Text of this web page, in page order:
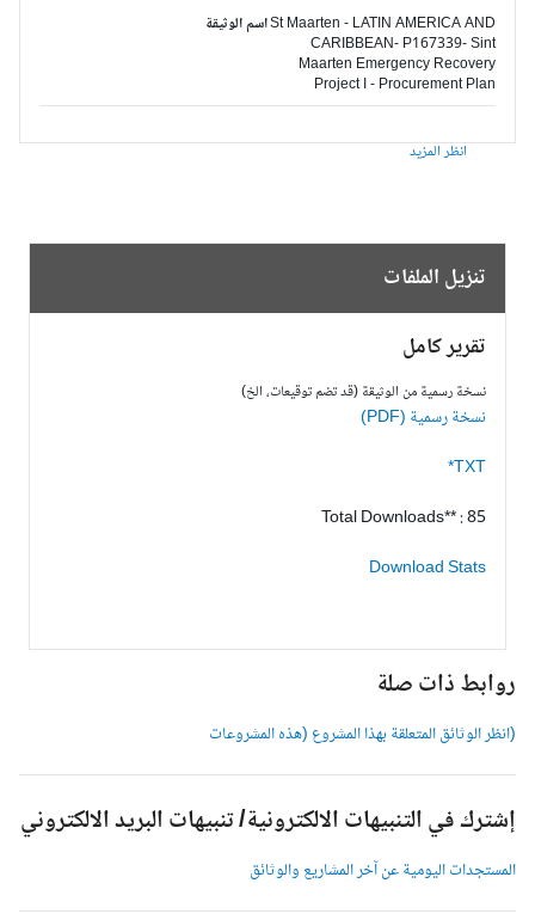
اسم الوثيقة St Maarten - LATIN AMERICA AND
CARIBBEAN- P167339- Sint
Maarten Emergency Recovery
Project I - Procurement Plan
انظر المزيد
تنزيل الملفات
تقرير كامل
نسخة رسمية من الوثيقة (قد تضم توقيعات، الخ)
نسخة رسمية (PDF)
TXT*
Total Downloads** : 85
Download Stats
روابط ذات صلة
(انظر الوثائق المتعلقة بهذا المشروع (هذه المشروعات
إشترك في التنبيهات الالكترونية/ تنبيهات البريد الالكتروني
المستجدات اليومية عن آخر المشاريع والوثائق